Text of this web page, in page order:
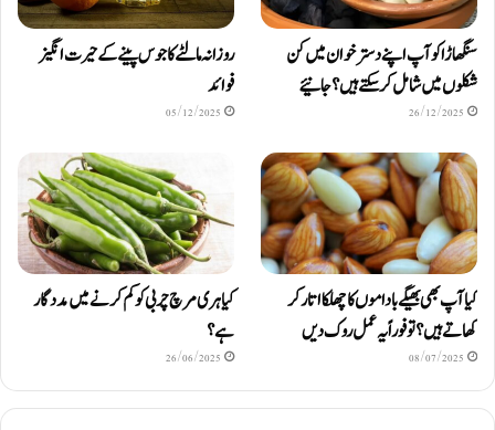
سنگھاڑا کو آپ اپنے دستر خوان میں کن
شکلوں میں شامل کرسکتے ہیں ؟ جانیئے
26/12/2025
روزانہ مالٹے کا جوس پینے کے حیرت انگیز
فوائد
05/12/2025
کیا آپ بھی بھیگے باداموں کا چھلکا اتار کر
کھاتے ہیں؟ تو فوراً یہ عمل روک دیں
08/07/2025
کیا ہری مرچ چربی کو کم کرنے میں مددگار
ہے؟
26/06/2025